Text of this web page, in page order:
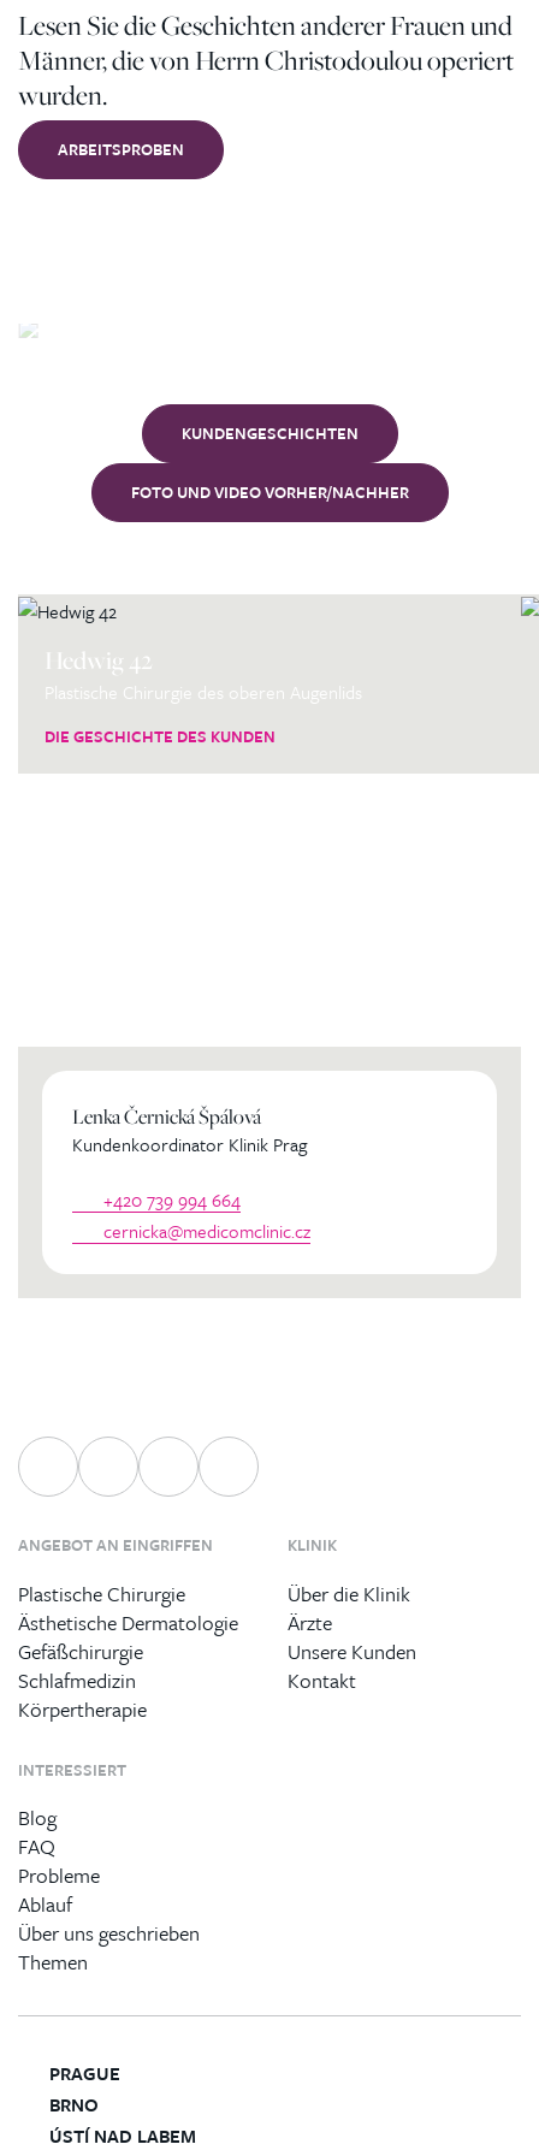
Lesen Sie die Geschichten anderer Frauen und
Männer, die von Herrn Christodoulou operiert
wurden.
ARBEITSPROBEN
KUNDENGESCHICHTEN
FOTO UND VIDEO VORHER/NACHHER
Hedwig 42
Plastische Chirurgie des oberen Augenlids
DIE GESCHICHTE DES KUNDEN
Lenka Černická Špálová
Kundenkoordinator Klinik Prag
+420 739 994 664
cernicka@medicomclinic.cz
ANGEBOT AN EINGRIFFEN
Plastische Chirurgie
Ästhetische Dermatologie
Gefäßchirurgie
Schlafmedizin
Körpertherapie
KLINIK
Über die Klinik
Ärzte
Unsere Kunden
Kontakt
INTERESSIERT
Blog
FAQ
Probleme
Ablauf
Über uns geschrieben
Themen
PRAGUE
BRNO
ÚSTÍ NAD LABEM